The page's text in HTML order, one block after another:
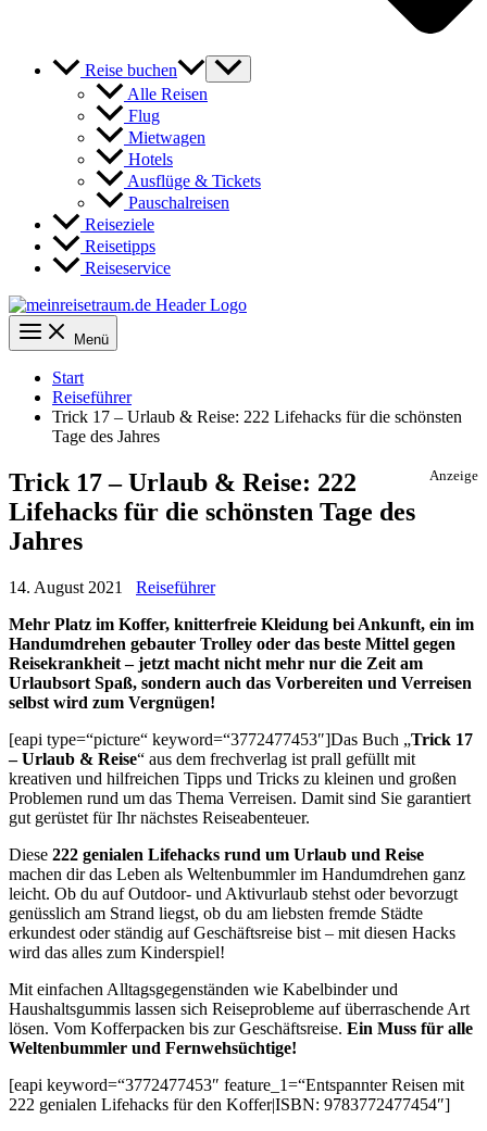
Reise buchen
Alle Reisen
Flug
Mietwagen
Hotels
Ausflüge & Tickets
Pauschalreisen
Reiseziele
Reisetipps
Reiseservice
Menü
Start
Reiseführer
Trick 17 – Urlaub & Reise: 222 Lifehacks für die schönsten
Tage des Jahres
Anzeige
Trick 17 – Urlaub & Reise: 222
Lifehacks für die schönsten Tage des
Jahres
14. August 2021
Reiseführer
Mehr Platz im Koffer, knitterfreie Kleidung bei Ankunft, ein im
Handumdrehen gebauter Trolley oder das beste Mittel gegen
Reisekrankheit – jetzt macht nicht mehr nur die Zeit am
Urlaubsort Spaß, sondern auch das Vorbereiten und Verreisen
selbst wird zum Vergnügen!
[eapi type=“picture“ keyword=“3772477453″]Das Buch „Trick 17
– Urlaub & Reise“ aus dem frechverlag ist prall gefüllt mit
kreativen und hilfreichen Tipps und Tricks zu kleinen und großen
Problemen rund um das Thema Verreisen. Damit sind Sie garantiert
gut gerüstet für Ihr nächstes Reiseabenteuer.
Diese 222 genialen Lifehacks rund um Urlaub und Reise
machen dir das Leben als Weltenbummler im Handumdrehen ganz
leicht. Ob du auf Outdoor- und Aktivurlaub stehst oder bevorzugt
genüsslich am Strand liegst, ob du am liebsten fremde Städte
erkundest oder ständig auf Geschäftsreise bist – mit diesen Hacks
wird das alles zum Kinderspiel!
Mit einfachen Alltagsgegenständen wie Kabelbinder und
Haushaltsgummis lassen sich Reiseprobleme auf überraschende Art
lösen. Vom Kofferpacken bis zur Geschäftsreise. Ein Muss für alle
Weltenbummler und Fernwehsüchtige!
[eapi keyword=“3772477453″ feature_1=“Entspannter Reisen mit
222 genialen Lifehacks für den Koffer|ISBN: 9783772477454″]